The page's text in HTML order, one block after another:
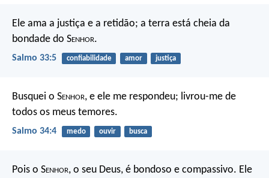
Ele ama a justiça e a retidão; a terra está cheia da
bondade do Senhor.
Salmo 33:5 confiabilidade amor justiça
Busquei o Senhor, e ele me respondeu; livrou-me de
todos os meus temores.
Salmo 34:4 medo ouvir busca
Pois o Senhor, o seu Deus, é bondoso e compassivo. Ele